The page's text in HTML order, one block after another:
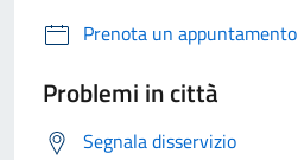
Prenota un appuntamento
Problemi in città
Segnala disservizio